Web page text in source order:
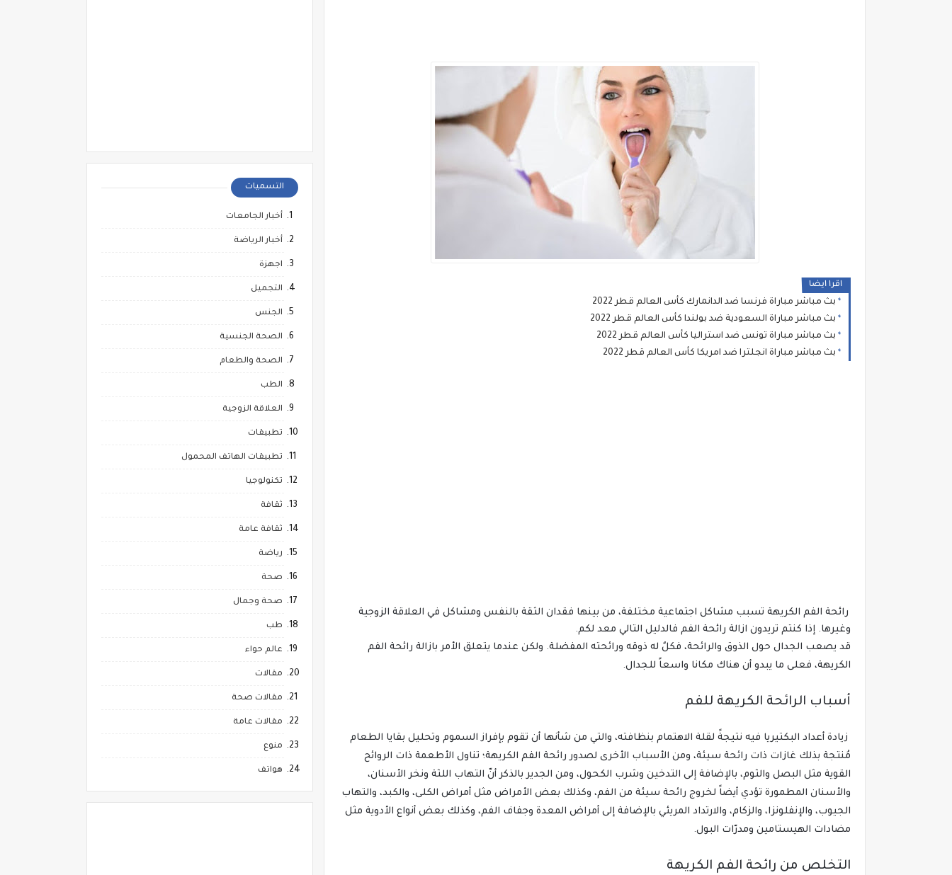
اقرا ايضا
بث مباشر مباراة فرنسا ضد الدانمارك كأس العالم قطر 2022
بث مباشر مباراة السعودية ضد بولندا كأس العالم قطر 2022
بث مباشر مباراة تونس ضد استراليا كأس العالم قطر 2022
بث مباشر مباراة انجلترا ضد امريكا كأس العالم قطر 2022
رائحة الفم الكريهة تسبب مشاكل اجتماعية مختلفة، من بينها فقدان الثقة بالنفس ومشاكل في العلاقة الزوجية
وغيرها. إذا كنتم تريدون ازالة رائحة الفم فالدليل التالي معد لكم.
قد يصعب الجدال حول الذوق والرائحة، فكلٌ له ذوقه ورائحته المفضلة. ولكن عندما يتعلق الأمر بازالة رائحة الفم
الكريهة، فعلى ما يبدو أن هناك مكانا واسعاً للجدال.
أسباب الرائحة الكريهة للفم
زيادة أعداد البكتيريا فيه نتيجةً لقلة الاهتمام بنظافته، والتي من شأنها أن تقوم بإفراز السموم وتحليل بقايا الطعام
مُنتجة بذلك غازات ذات رائحة سيئة، ومن الأسباب الأخرى لصدور رائحة الفم الكريهة؛ تناول الأطعمة ذات الروائح
القوية مثل البصل والثوم، بالإضافة إلى التدخين وشرب الكحول، ومن الجدير بالذكر أنّ التهاب اللثة ونخر الأسنان،
والأسنان المطمورة تؤدي أيضاً لخروج رائحة سيئة من الفم، وكذلك بعض الأمراض مثل أمراض الكلى، والكبد، والتهاب
الجيوب، والإنفلونزا، والزكام، والارتداد المريئي بالإضافة إلى أمراض المعدة وجفاف الفم، وكذلك بعض أنواع الأدوية مثل
مضادات الهيستامين ومدرّات البول.
التخلص من رائحة الفم الكريهة
التسميات
أخبار الجامعات
أخبار الرياضة
اجهزة
التجميل
الجنس
الصحة الجنسية
الصحة والطعام
الطب
العلاقة الزوجية
تطبيقات
تطبيقات الهاتف المحمول
تكنولوجيا
ثقافة
ثقافة عامة
رياضة
صحة
صحة وجمال
طب
عالم حواء
مقالات
مقالات صحة
مقالات عامة
منوع
هواتف